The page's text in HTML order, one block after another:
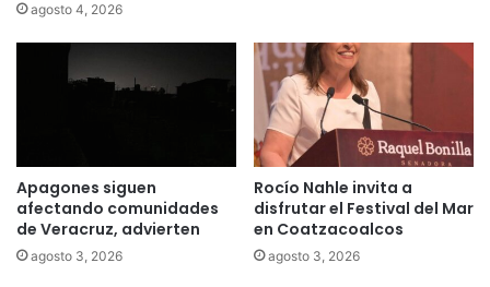
agosto 4, 2026
Apagones siguen
afectando comunidades
de Veracruz, advierten
agosto 3, 2026
Rocío Nahle invita a
disfrutar el Festival del Mar
en Coatzacoalcos
agosto 3, 2026